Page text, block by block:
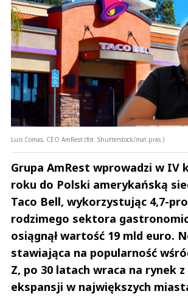
mirekk
Odpowiedz
Nie znaleziono komentarzy
Zostaw swoje
Imię (Wymagane)
Prześlij komentarz
Luis Comas, CEO AmRest (fot. Shutterstock/mat.pras.)
Grupa AmRest wprowadzi w IV
roku do Polski amerykańską
Taco Bell, wykorzystując 4,7-
rodzimego sektora
osiągnął wartość 19 mld euro.
stawiająca na popularność
Z, po 30 latach wraca na rynek
ekspansji w największych